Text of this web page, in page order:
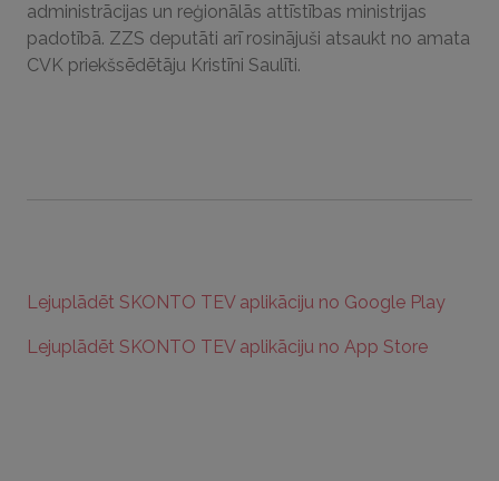
administrācijas un reģionālās attīstības ministrijas
padotībā. ZZS deputāti arī rosinājuši atsaukt no amata
CVK priekšsēdētāju Kristīni Saulīti.
Lejuplādēt SKONTO TEV aplikāciju no Google Play
Lejuplādēt SKONTO TEV aplikāciju no App Store